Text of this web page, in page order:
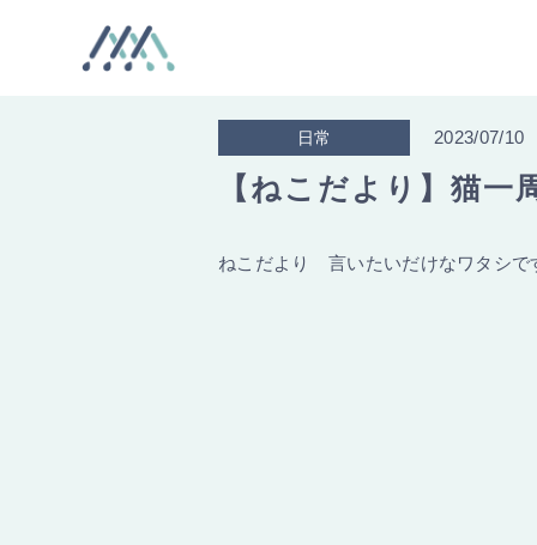
日常 2023/07/10
【ねこだより】猫
ねこだより 言いたいだけなワタシで